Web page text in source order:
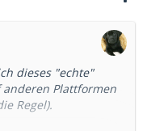
dieses "echte"
anderen Plattformen
Regel).